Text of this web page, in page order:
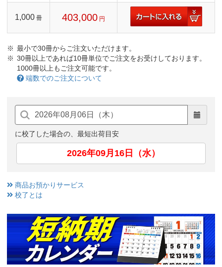
1,000 冊 403,000 円
最小で30冊からご注文いただけます。
30冊以上であれば10冊単位でご注文をお受けしております。
1000冊以上もご注文可能です。
端数でのご注文について
に校了した場合の、最短出荷目安
2026年09月16日（水）
商品お預かりサービス
校了とは